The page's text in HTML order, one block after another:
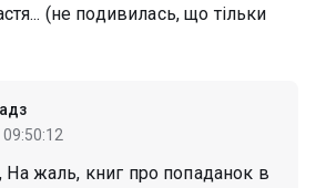
(не подивилась, що тільки
, На жаль, книг про попаданок в